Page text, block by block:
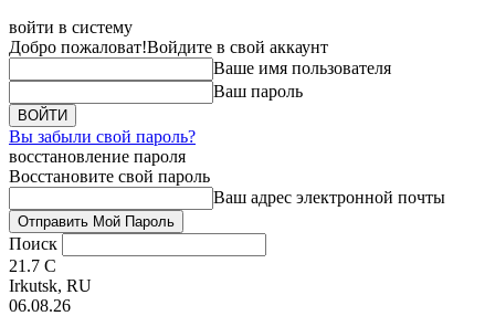
войти в систему
Добро пожаловат!Войдите в свой аккаунт
Ваше имя пользователя
Ваш пароль
Вы забыли свой пароль?
восстановление пароля
Восстановите свой пароль
Ваш адрес электронной почты
Поиск
21.7 C
Irkutsk, RU
06.08.26